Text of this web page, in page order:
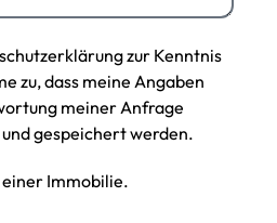
zur Kenntnis
zu, dass meine Angaben
meiner Anfrage
gespeichert werden.
Immobilie.